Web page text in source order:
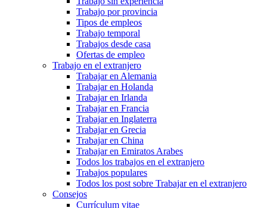
Trabajo por provincia
Tipos de empleos
Trabajo temporal
Trabajos desde casa
Ofertas de empleo
Trabajo en el extranjero
Trabajar en Alemania
Trabajar en Holanda
Trabajar en Irlanda
Trabajar en Francia
Trabajar en Inglaterra
Trabajar en Grecia
Trabajar en China
Trabajar en Emiratos Arabes
Todos los trabajos en el extranjero
Trabajos populares
Todos los post sobre Trabajar en el extranjero
Consejos
Currículum vitae